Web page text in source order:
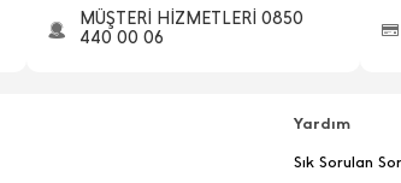
MÜŞTERİ HİZMETLERİ 0850
440 00 06
Yardım
Sık Sorulan